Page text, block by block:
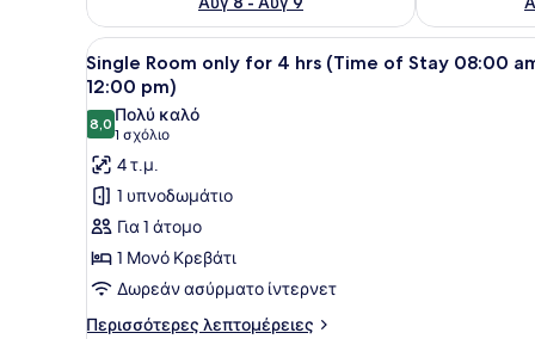
Προβολή
όλων
των
φωτογραφιών
για
Single
Room
only
for
4
hrs
Ένα μονό κρεβάτι με
16
Single Room only for 4 hrs (Time of Stay 08:00
12:00 pm)
8,08,0 στα 10
Πολύ καλό
1 σχόλιο
(1
σχόλιο)
4 τ.μ.
1 υπνοδωμάτιο
Για 1 άτομο
1 Μονό Κρεβάτι
Δωρεάν ασύρματο ίντερνετ
Περισσότερες λεπτομέρειες
Περισσότερες